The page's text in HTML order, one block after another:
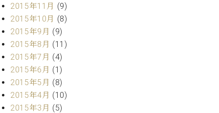
ュ
タ
イ
ン
デ
ジ
タ
ル)
ベ
ン
ト
情
報
八
子
工
房
2015年11月 (9)
2015年10月 (8)
2015年9月 (9)
2015年8月 (11)
2015年7月 (4)
2015年6月 (1)
2015年5月 (8)
2015年4月 (10)
2015年3月 (5)